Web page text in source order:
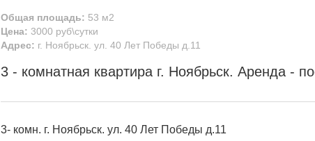
Общая площадь: 53 м2
Цена: 3000 руб\сутки
Адрес: г. Ноябрьск. ул. 40 Лет Победы д.11
3 - комнатная квартира г. Ноябрьск. Аренда -
3- комн. г. Ноябрьск. ул. 40 Лет Победы д.11